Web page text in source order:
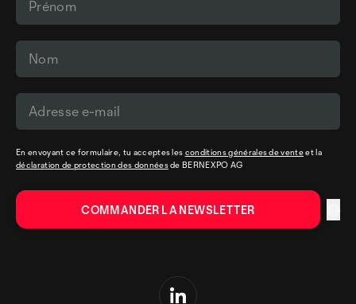
En envoyant ce formulaire, tu acceptes les conditions générales de venteet la
déclaration de protection des donnéesde BERNEXPO AG